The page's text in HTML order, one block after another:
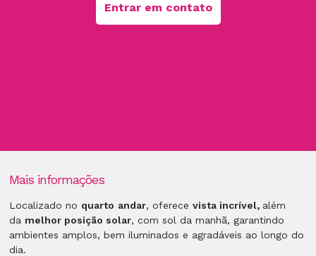
Entrar em contato
Mais informações
Localizado no quarto andar, oferece vista incrível, além
da melhor posição solar, com sol da manhã, garantindo
ambientes amplos, bem iluminados e agradáveis ao longo do
dia.